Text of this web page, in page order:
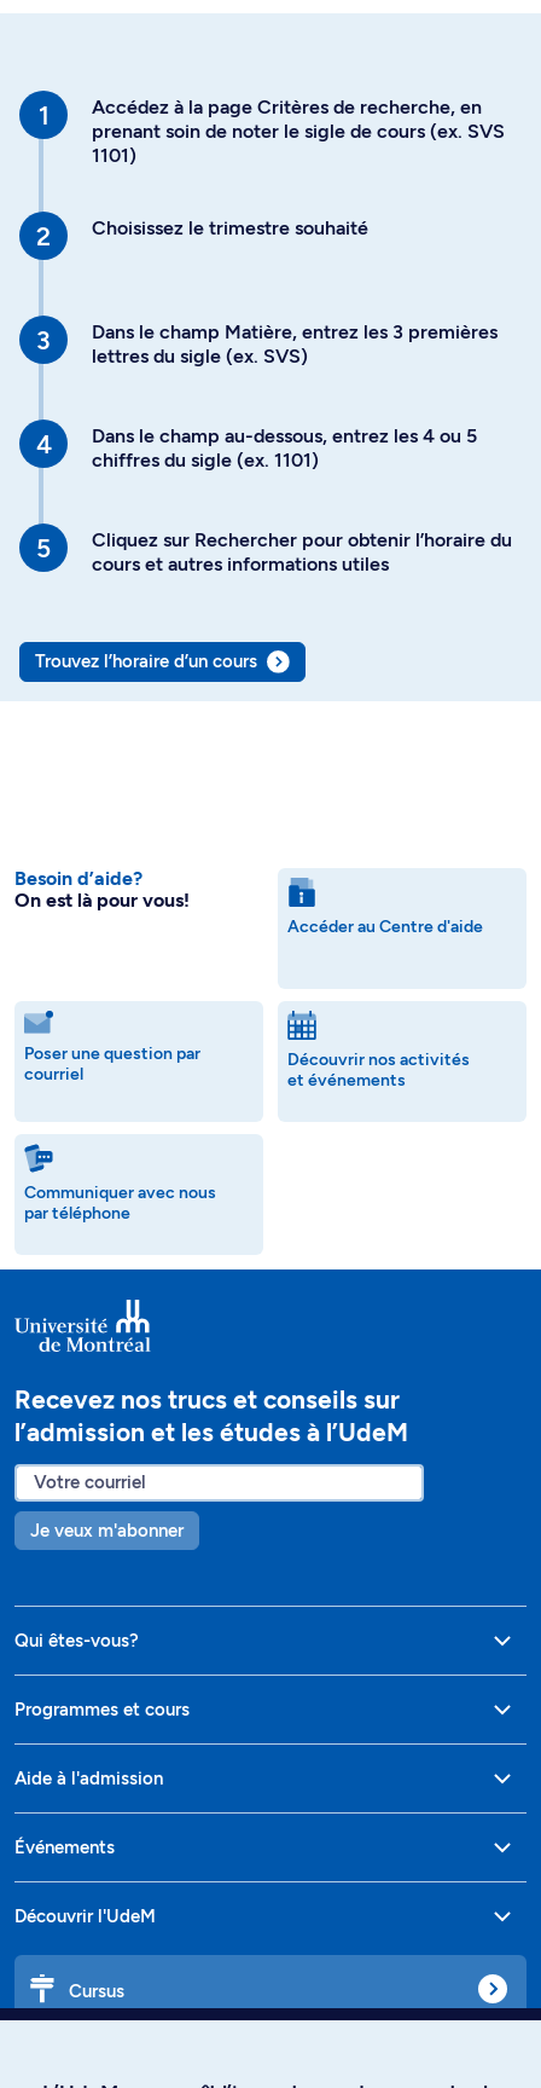
Accédez à la page Critères de recherche, en
prenant soin de noter le sigle de cours (ex. SVS
1101)
Choisissez le trimestre souhaité
Dans le champ Matière, entrez les 3 premières
lettres du sigle (ex. SVS)
Dans le champ au-dessous, entrez les 4 ou 5
chiffres du sigle (ex. 1101)
Cliquez sur Rechercher pour obtenir l’horaire du
cours et autres informations utiles
Trouvez l’horaire d’un cours
Besoin d’aide?
On est là pour vous!
Accéder au Centre d'aide
Poser une question par
courriel
Découvrir nos activités
et événements
Communiquer avec nous
par téléphone
Recevez nos trucs et conseils sur
l’admission et les études à l’UdeM
Je veux m'abonner
Qui êtes-vous?
Programmes et cours
Aide à l'admission
Événements
Découvrir l'UdeM
Cursus